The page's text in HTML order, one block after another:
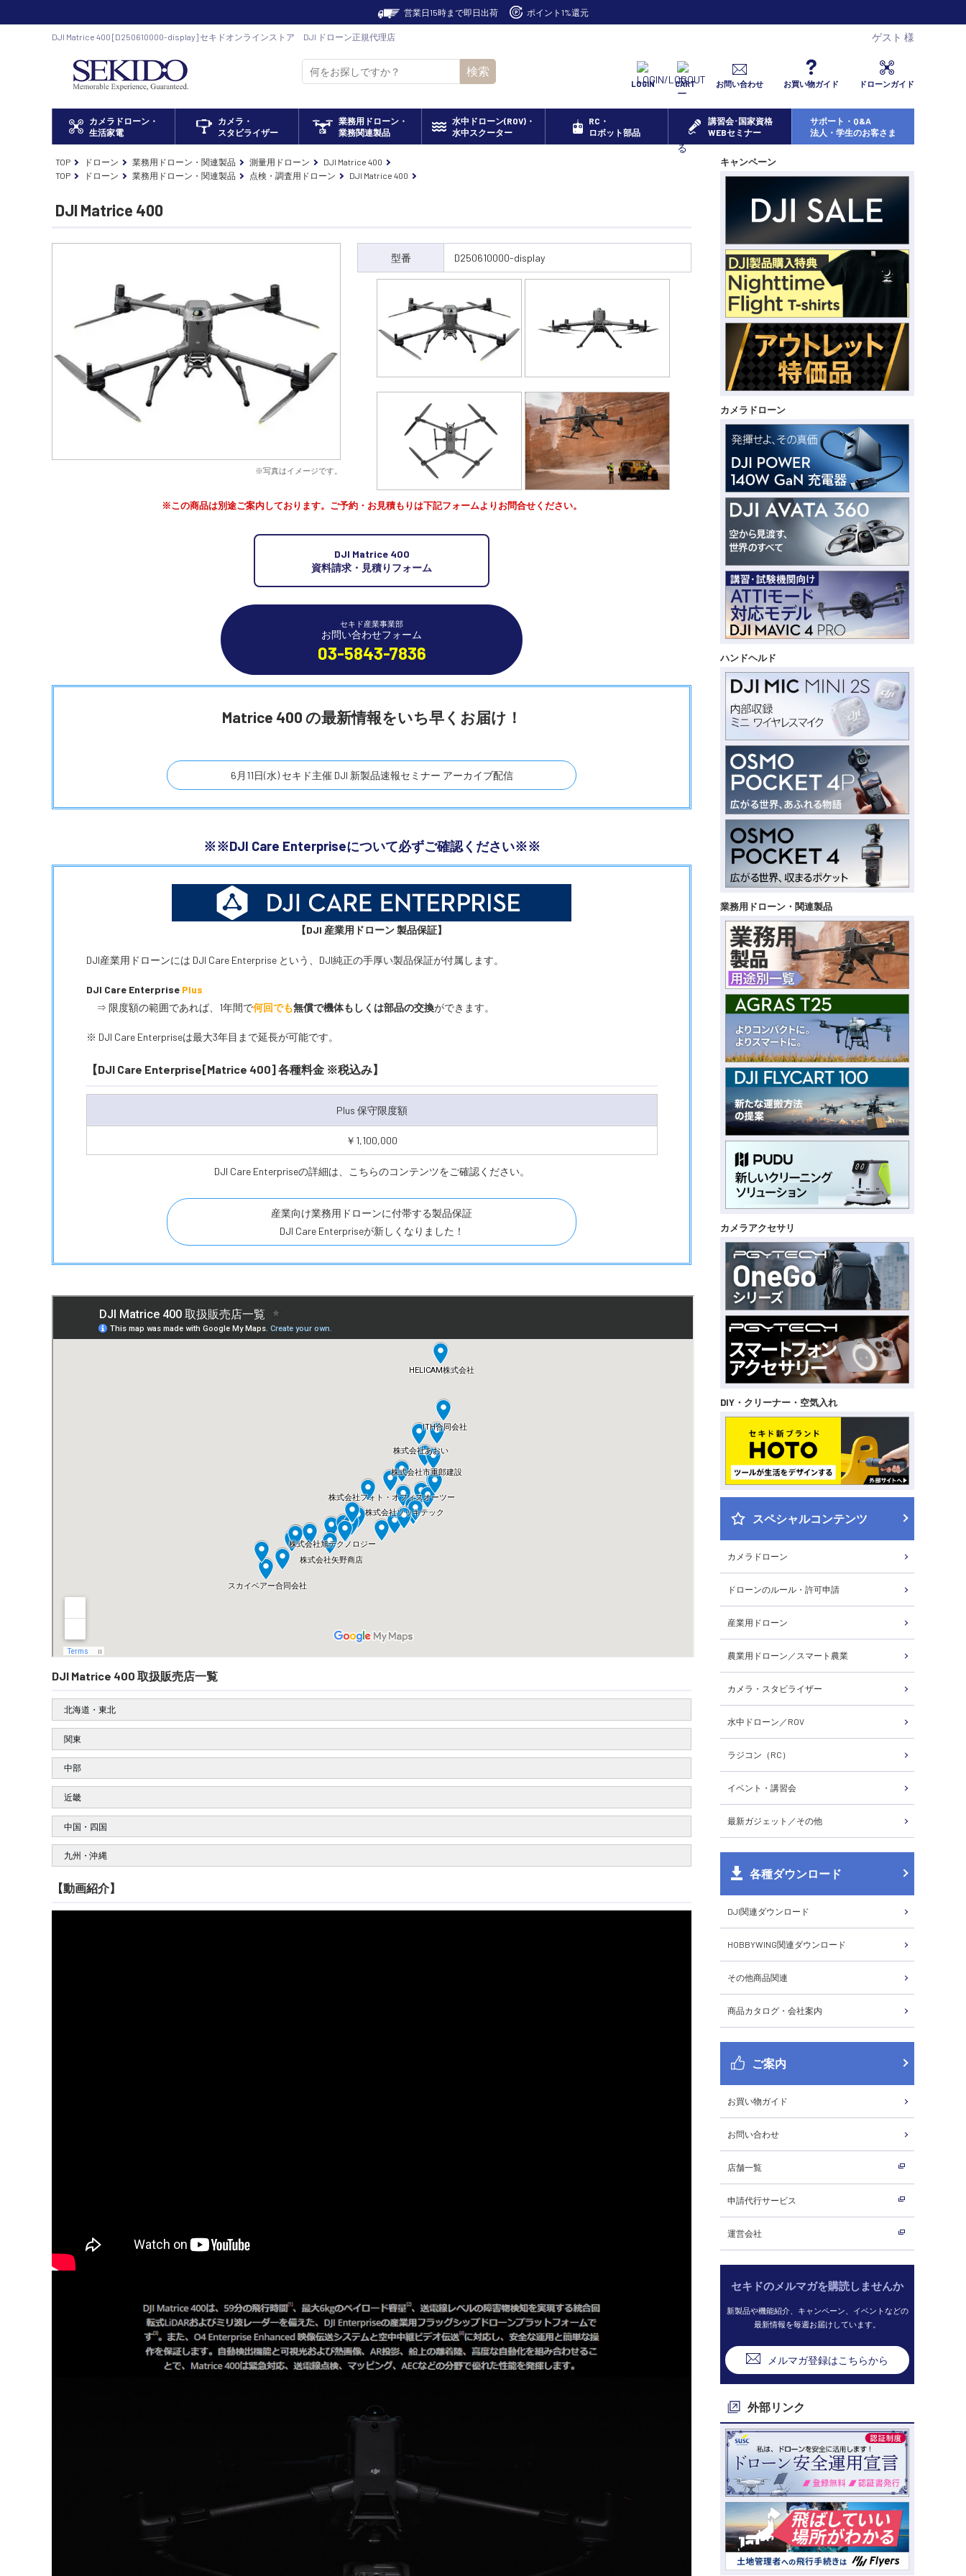
営業日15時まで即日出荷 ポイント1%還元
DJI Matrice 400 [D250610000-display] セキドオンラインストア DJI ドローン正規代理店 ゲスト 様
検索
LOGIN CART お問い合わせ お買い物ガイド ドローンガイド
カメラドローン・
生活家電
カメラ・
スタビライザー
業務用ドローン・
業務関連製品
水中ドローン(ROV)・
水中スクーター
RC・
ロボット部品
講習会･国家資格
WEBセミナー
サポート・Q&A
法人・学生のお客さま
キャンペーン
カメラドローン
ハンドヘルド
業務用ドローン・関連製品
カメラアクセサリ
DIY・クリーナー・空気入れ
スペシャルコンテンツ
カメラドローン
ドローンのルール・許可申請
産業用ドローン
農業用ドローン／スマート農業
カメラ・スタビライザー
水中ドローン／ROV
ラジコン（RC）
イベント・講習会
最新ガジェット／その他
各種ダウンロード
DJI関連ダウンロード
HOBBYWING関連ダウンロード
その他商品関連
商品カタログ・会社案内
ご案内
お買い物ガイド
お問い合わせ
店舗一覧
申請代行サービス
運営会社
セキドのメルマガを購読しませんか
新製品や機能紹介、キャンペーン、イベントなどの
最新情報を毎週お届けしています。
メルマガ登録はこちらから
外部リンク
TOP ドローン 業務用ドローン・関連製品 測量用ドローン
DJI Matrice 400
TOP
ドローン 業務用ドローン・関連製品 点検・調査用ドローン DJI Matrice 400
DJI Matrice 400
※写真はイメージです。
型番 D250610000-display
※この商品は別途ご案内しております。ご予約・お見積もりは下記フォームよりお問合せください。
DJI Matrice 400
資料請求・見積りフォーム
セキド産業事業部
お問い合わせフォーム
03-5843-7836
Matrice 400 の最新情報をいち早くお届け！
6月11日(水) セキド主催 DJI 新製品速報セミナー アーカイブ配信
※※DJI Care Enterpriseについて必ずご確認ください※※
【DJI 産業用ドローン 製品保証】
DJI産業用ドローンには DJI Care Enterprise という、DJI純正の手厚い製品保証が付属します。
DJI Care Enterprise Plus
⇒ 限度額の範囲であれば、1年間で何回でも無償で機体もしくは部品の交換ができます。
※ DJI Care Enterpriseは最大3年目まで延長が可能です。
【DJI Care Enterprise[Matrice 400] 各種料金 ※税込み】
Plus 保守限度額
￥1,100,000
DJI Care Enterpriseの詳細は、こちらのコンテンツをご確認ください。
産業向け業務用ドローンに付帯する製品保証
DJI Care Enterpriseが新しくなりました！
DJI Matrice 400 取扱販売店一覧
北海道・東北
関東
中部
近畿
中国・四国
九州・沖縄
【動画紹介】